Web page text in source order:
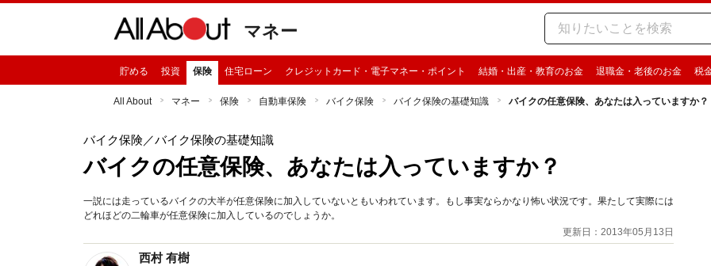
マネー
貯める 投資 保険 住宅ローン クレジットカード・電子マネー・ポイント 結婚・出産・教育のお金 退職金・老後のお金 税
All About マネー 保険 自動車保険 バイク保険 バイク保険の基礎知識 バイクの任意保険、あなたは入っていますか？
バイク保険／バイク保険の基礎知識
バイクの任意保険、あなたは入っていますか？
一説には走っているバイクの大半が任意保険に加入していないともいわれています。もし事実ならかなり怖い状況です。果たして実際には
どれほどの二輪車が任意保険に加入しているのでしょうか。
更新日：2013年05月13日
西村 有樹